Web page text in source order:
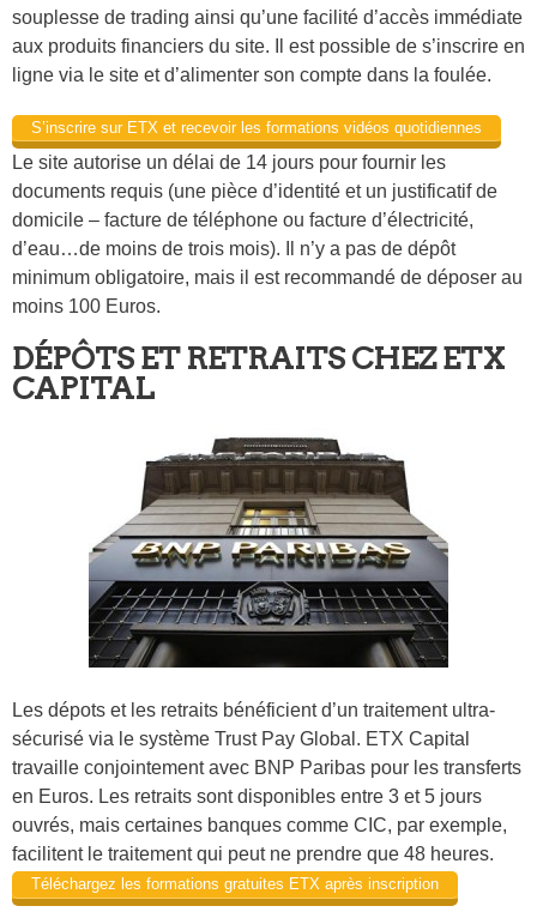
souplesse de trading ainsi qu’une facilité d’accès immédiate
aux produits financiers du site. Il est possible de s’inscrire en
ligne via le site et d’alimenter son compte dans la foulée.
S’inscrire sur ETX et recevoir les formations vidéos quotidiennes
Le site autorise un délai de 14 jours pour fournir les
documents requis (une pièce d’identité et un justificatif de
domicile – facture de téléphone ou facture d’électricité,
d’eau…de moins de trois mois). Il n’y a pas de dépôt
minimum obligatoire, mais il est recommandé de déposer au
moins 100 Euros.
DÉPÔTS ET RETRAITS CHEZ ETX
CAPITAL
Les dépots et les retraits bénéficient d’un traitement ultra-
sécurisé via le système Trust Pay Global. ETX Capital
travaille conjointement avec BNP Paribas pour les transferts
en Euros. Les retraits sont disponibles entre 3 et 5 jours
ouvrés, mais certaines banques comme CIC, par exemple,
facilitent le traitement qui peut ne prendre que 48 heures.
Téléchargez les formations gratuites ETX après inscription